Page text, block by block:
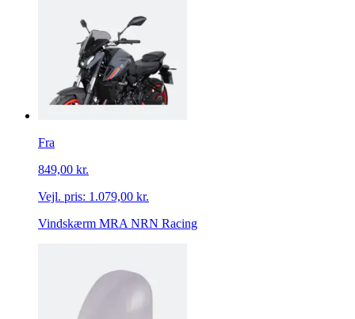
Fra
849,00 kr.
Vejl. pris: 1.079,00 kr.
Vindskærm MRA NRN Racing